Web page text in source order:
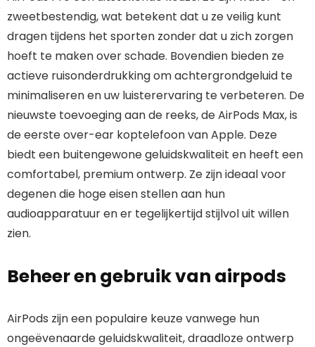
zweetbestendig, wat betekent dat u ze veilig kunt
dragen tijdens het sporten zonder dat u zich zorgen
hoeft te maken over schade. Bovendien bieden ze
actieve ruisonderdrukking om achtergrondgeluid te
minimaliseren en uw luisterervaring te verbeteren. De
nieuwste toevoeging aan de reeks, de AirPods Max, is
de eerste over-ear koptelefoon van Apple. Deze
biedt een buitengewone geluidskwaliteit en heeft een
comfortabel, premium ontwerp. Ze zijn ideaal voor
degenen die hoge eisen stellen aan hun
audioapparatuur en er tegelijkertijd stijlvol uit willen
zien.
Beheer en gebruik van airpods
AirPods zijn een populaire keuze vanwege hun
ongeëvenaarde geluidskwaliteit, draadloze ontwerp